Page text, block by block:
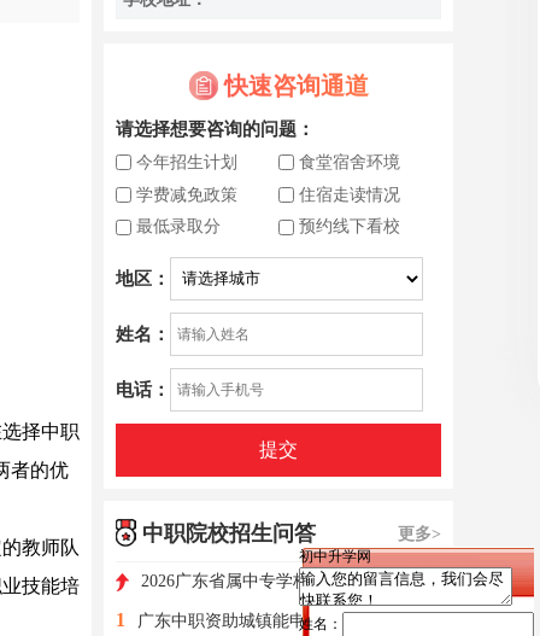
择中职
者的优
教师队
技能培
快速咨询通道
请选择想要咨询的问题：
今年招生计划
食堂宿舍环境
学费减免政策
住宿走读情况
最低录取分
预约线下看校
地区：
姓名：
电话：
提交
中职院校招生问答 更多>
2026广东省属中专学校招生简介
1 广东中职资助城镇能申请吗
初中升学网
姓名：